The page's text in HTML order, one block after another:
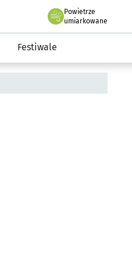
Powietrze
we Wrocławiu
umiarkowane
Festiwale